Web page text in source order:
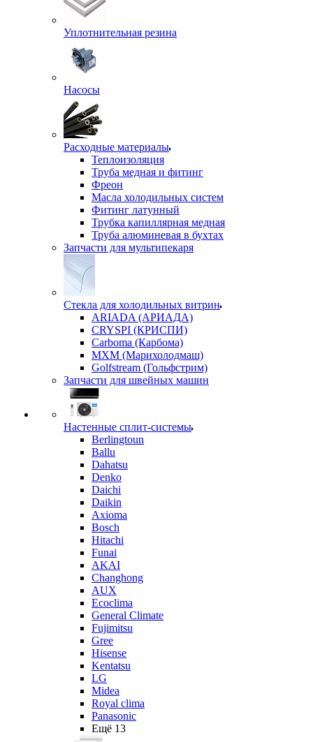
Уплотнительная резина
Насосы
Расходные материалы
Теплоизоляция
Труба медная и фитинг
Фреон
Масла холодильных систем
Фитинг латунный
Трубка капиллярная медная
Труба алюминевая в бухтах
Запчасти для мультипекаря
Стекла для холодильных витрин
ARIADA (АРИАДА)
CRYSPI (КРИСПИ)
Carboma (Карбома)
MXM (Марихолодмаш)
Golfstream (Гольфстрим)
Запчасти для швейных машин
Настенные сплит-системы
Berlingtoun
Ballu
Dahatsu
Denko
Daichi
Daikin
Axioma
Bosch
Hitachi
Funai
AKAI
Changhong
AUX
Ecoclima
General Climate
Fujimitsu
Gree
Hisense
Kentatsu
LG
Midea
Royal clima
Panasonic
Ещё 13